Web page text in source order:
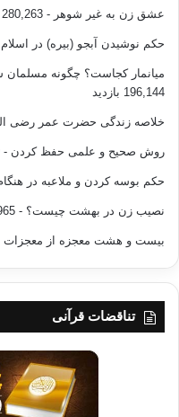
عشق زن به غیر شوهر - 280,263 بازدید
حکم نوشیدن آبجو (بیره) در
میانمار کجاست؟ چگونه
196,144 بازدید
خلاصه زندگی حضرت عمر رضی
روش صحیح و علمی حفظ کردن - 180,569 بازدید
حکم بوسه کردن و ملاعبه در
نصیب زن در بهشت چیست؟ - 152,965 بازدید
بیست و هشت معجزه از
تناقضات قرآنی